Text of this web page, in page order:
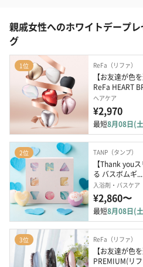
親戚女性へのホワイトデープ
グ
1位 ReFa（リファ）
【お友達が色
ReFa HEART
ヘアケア
¥2,970
最短8月08日(
2位 TANP（タンプ）
【Thank you
る バスボムギ...
入浴剤・バスケア
¥2,860〜
最短8月08日(
3位 ReFa（リファ）
【お友達が色
PREMIUM(リ